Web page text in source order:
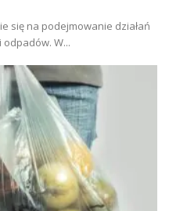
się na podejmowanie działań
W...